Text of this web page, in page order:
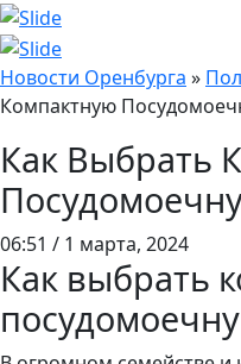
Новости Оренбурга »
Компактную
Как Выбрать
06:51 / 1 марта, 2024
Как выбрать